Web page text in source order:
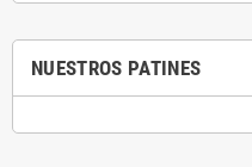
NUESTROS PATINES